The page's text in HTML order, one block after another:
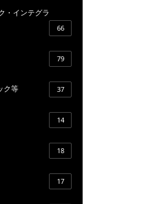
・インテグラ
66
79
ク等 37
14
18
17